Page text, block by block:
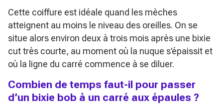
Cette coiffure est idéale quand les mèches
atteignent au moins le niveau des oreilles. On se
situe alors environ deux à trois mois après une bixie
cut très courte, au moment où la nuque s’épaissit et
où la ligne du carré commence à se diluer.
Combien de temps faut-il pour passer
d’un bixie bob à un carré aux épaules ?